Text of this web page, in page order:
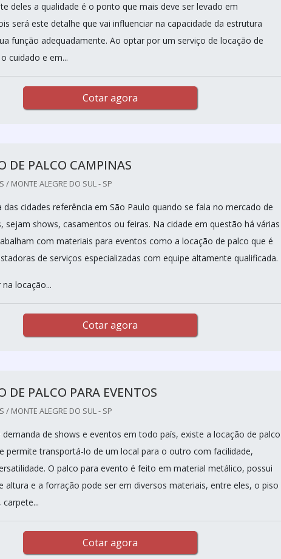
deles a qualidade é o ponto que mais deve ser levado em
será este detalhe que vai influenciar na capacidade da estrutura
função adequadamente. Ao optar por um serviço de locação de
cuidado e em...
Cotar agora
DE PALCO CAMPINAS
/ MONTE ALEGRE DO SUL - SP
das cidades referência em São Paulo quando se fala no mercado de
sejam shows, casamentos ou feiras. Na cidade em questão há várias
com materiais para eventos como a locação de palco que é
de serviços especializadas com equipe altamente qualificada.
locação...
Cotar agora
DE PALCO PARA EVENTOS
/ MONTE ALEGRE DO SUL - SP
demanda de shows e eventos em todo país, existe a locação de palco
permite transportá-lo de um local para o outro com facilidade,
O palco para evento é feito em material metálico, possui
altura e a forração pode ser em diversos materiais, entre eles, o piso
Cotar agora